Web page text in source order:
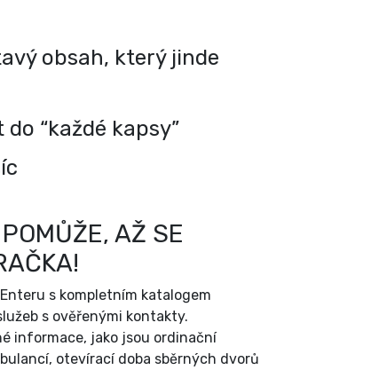
obsah, který jinde
“každé kapsy”
AŽ SE
s kompletním katalogem
s ověřenými kontakty.
informace, jako jsou ordinační
otevírací doba sběrných dvorů